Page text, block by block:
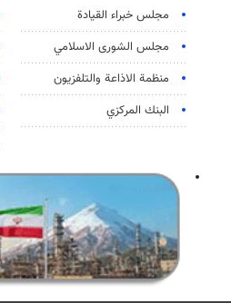
مجلس خبراء القيادة
مجلس الشورى الاسلامي
منظمة الاذاعة والتلفزیون
البنك المركزي